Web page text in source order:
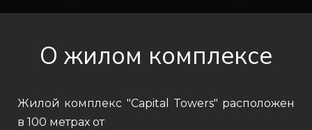
О жилом комплексе
Жилой комплекс "Capital Towers" расположен
в 100 метрах от